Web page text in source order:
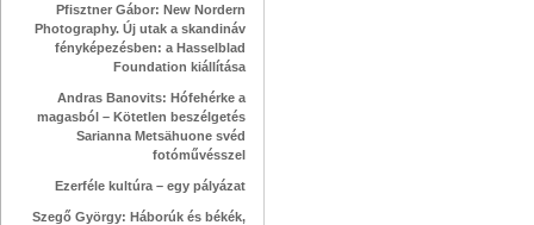
Pfisztner Gábor: New Nordern
Photography. Új utak a skandináv
fényképezésben: a Hasselblad
Foundation kiállítása
Andras Banovits: Hófehérke a
magasból – Kötetlen beszélgetés
Sarianna Metsähuone svéd
fotóművésszel
Ezerféle kultúra – egy pályázat
Szegő György: Háborúk és békék,